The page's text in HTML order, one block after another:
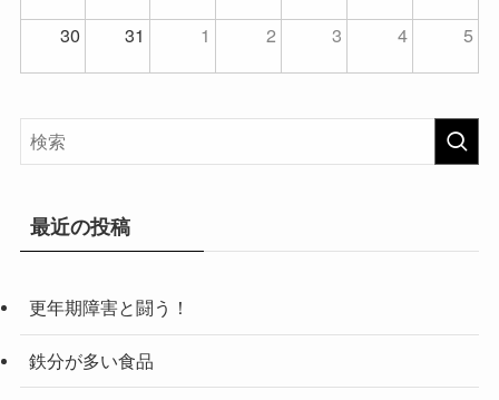
30 31 1 2 3 4 5
最近の投稿
更年期障害と闘う！
鉄分が多い食品